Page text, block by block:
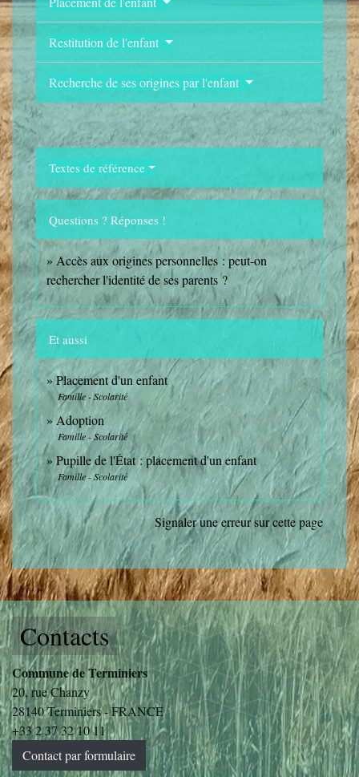
Restitution de l'enfant
Recherche de ses origines par l'enfant
Textes de référence
Questions ? Réponses !
Accès aux origines personnelles : peut-on
rechercher l'identité de ses parents ?
Et aussi
Placement d'un enfant
Famille - Scolarité
Adoption
Famille - Scolarité
Pupille de l'État : placement d'un enfant
Famille - Scolarité
Signaler une erreur sur cette page
Contacts
Commune de Terminiers
20, rue Chanzy
28140 Terminiers - FRANCE
+33 2 37 32 10 11
Contact par formulaire